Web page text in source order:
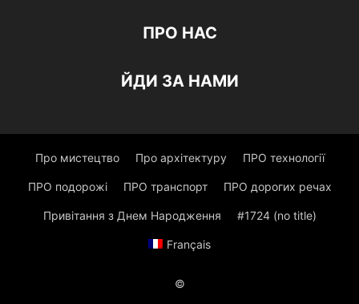
ПРО НАС
ЙДИ ЗА НАМИ
Про мистецтво Про архітектуру ПРО технології
ПРО подорожі ПРО транспорт ПРО дорогих речах
Привітання з Днем Народження #1724 (no title)
Français
©